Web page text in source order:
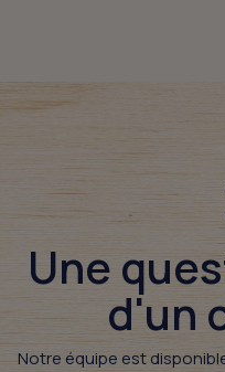
Une
d'un
Notre équipe est